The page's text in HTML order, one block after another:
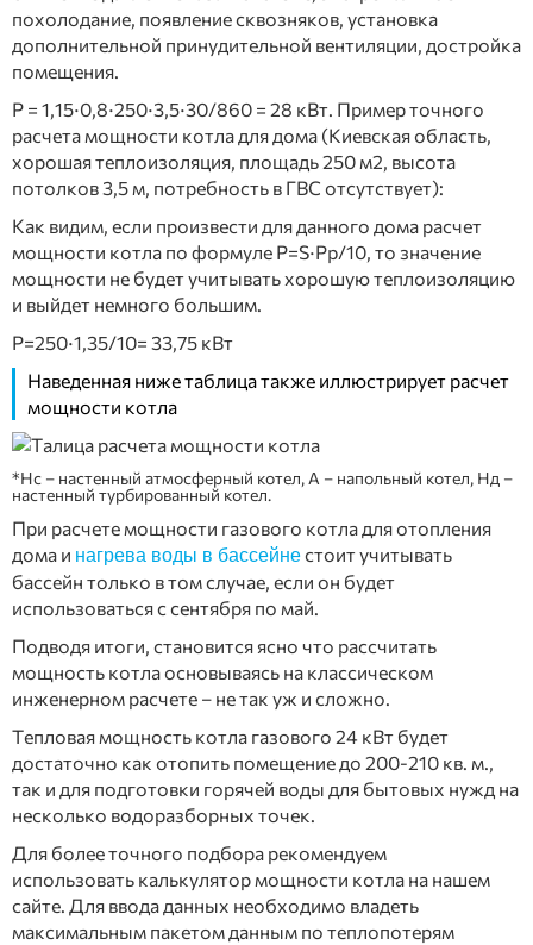
похолодание, появление сквозняков, установка
дополнительной принудительной вентиляции, достройка
помещения.
Р = 1,15∙0,8∙250∙3,5∙30/860 = 28 кВт. Пример точного
расчета мощности котла для дома (Киевская область,
хорошая теплоизоляция, площадь 250 м2, высота
потолков 3,5 м, потребность в ГВС отсутствует):
Как видим, если произвести для данного дома расчет
мощности котла по формуле P=S∙Pp/10, то значение
мощности не будет учитывать хорошую теплоизоляцию
и выйдет немного большим.
Р=250∙1,35/10= 33,75 кВт
Наведенная ниже таблица также иллюстрирует расчет
мощности котла
*Нс – настенный атмосферный котел, А – напольный котел, Нд –
настенный турбированный котел.
При расчете мощности газового котла для отопления
дома и нагрева воды в бассейнестоит учитывать
бассейн только в том случае, если он будет
использоваться с сентября по май.
Подводя итоги, становится ясно что рассчитать
мощность котла основываясь на классическом
инженерном расчете – не так уж и сложно.
Тепловая мощность котла газового 24 кВт будет
достаточно как отопить помещение до 200-210 кв. м.,
так и для подготовки горячей воды для бытовых нужд на
несколько водоразборных точек.
Для более точного подбора рекомендуем
использовать калькулятор мощности котла на нашем
сайте. Для ввода данных необходимо владеть
максимальным пакетом данным по теплопотерям